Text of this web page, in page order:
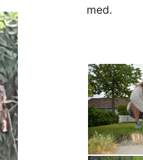
med.